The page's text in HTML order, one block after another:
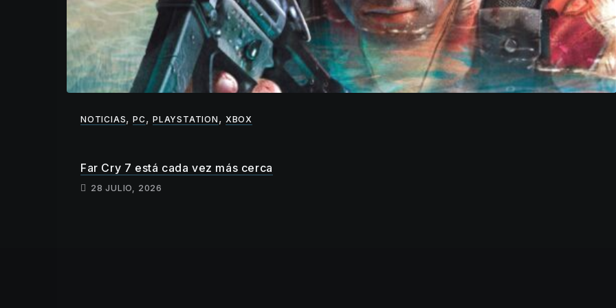
NOTICIAS,PC,PLAYSTATION , XBOX
Far Cry 7 está cada vez más cerca
28 JULIO, 2026